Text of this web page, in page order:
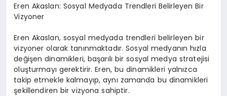
Eren Akaslan: Sosyal Medyada Trendleri Belirleyen Bir
Vizyoner
Eren Akaslan, sosyal medyada trendleri belirleyen bir
vizyoner olarak tanınmaktadır. Sosyal medyanın hızla
değişen dinamikleri, başarılı bir sosyal medya stratejisi
oluşturmayı gerektirir. Eren, bu dinamikleri yalnızca
takip etmekle kalmayıp, aynı zamanda bu dinamikleri
şekillendiren bir vizyona sahiptir.